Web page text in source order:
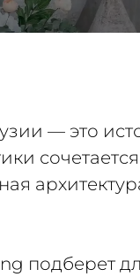
— это
подберет